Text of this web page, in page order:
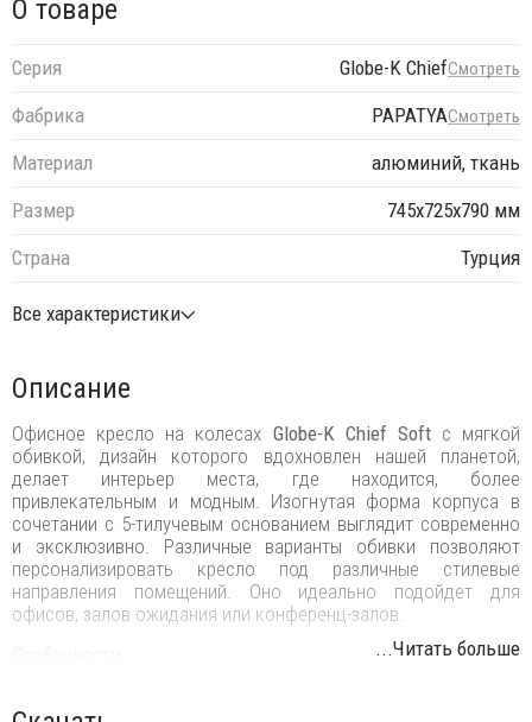
О товаре
Серия Globe-K ChiefСмотреть
Фабрика PAPATYAСмотреть
Материал
алюминий, ткань
Размер
745х725х790 мм
Страна
Турция
Все характеристики
Описание
Офисное кресло на колесах Globe-K Chief Softс мягкой
обивкой, дизайн которого вдохновлен нашей планетой,
делает интерьер места, где находится, более
привлекательным и модным. Изогнутая форма корпуса в
сочетании с 5-тилучевым основанием выглядит современно
и эксклюзивно. Различные варианты обивки позволяют
персонализировать кресло под различные стилевые
направления помещений. Оно идеально подойдет для
офисов, залов ожидания или конференц-залов.
категории A (Main Line Flax), B (Valencia), C (Era).
...Читать больше